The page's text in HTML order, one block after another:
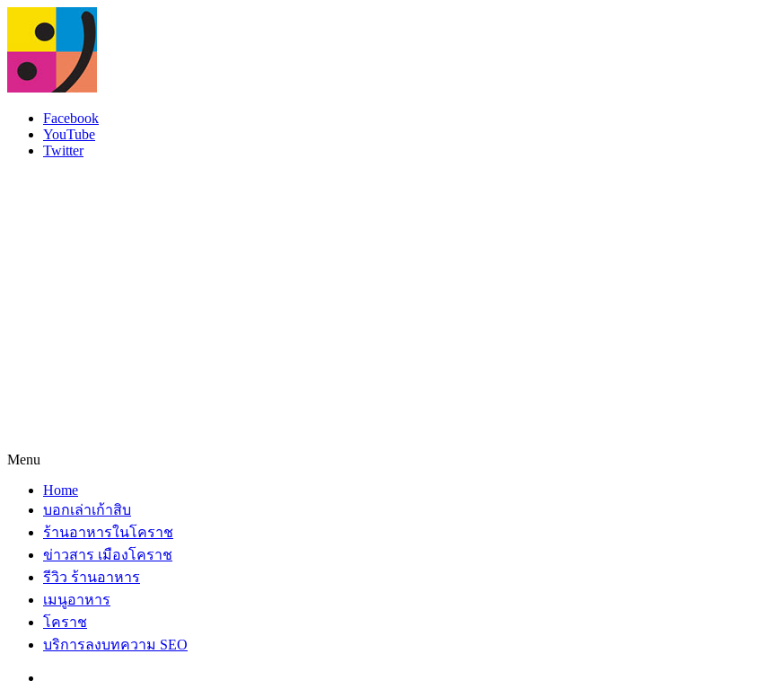
Facebook
YouTube
Twitter
Menu
Home
บอกเล่าเก้าสิบ
ร้านอาหารในโคราช
ข่าวสาร เมืองโคราช
รีวิว ร้านอาหาร
เมนูอาหาร
โคราช
บริการลงบทความ SEO